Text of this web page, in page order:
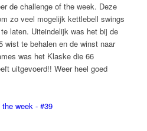
de challenge of the week. Deze
zo veel mogelijk kettlebell swings
laten. Uiteindelijk was het bij de
wist te behalen en de winst naar
was het Klaske die 66
uitgevoerd!! Weer heel goed